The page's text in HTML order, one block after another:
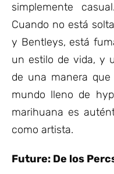
simplemente
Cuando no está
y Bentleys, está
un estilo de vida, y
de una manera
mundo lleno de
marihuana es
como artista.
Future: De los